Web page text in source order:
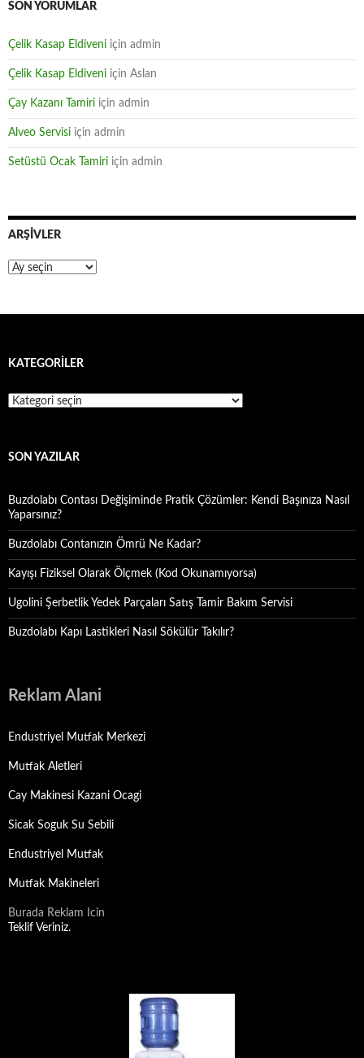
SON YORUMLAR
Çelik Kasap Eldiveni için admin
Çelik Kasap Eldiveni için Aslan
Çay Kazanı Tamiri için admin
Alveo Servisi için admin
Setüstü Ocak Tamiri için admin
ARŞIVLER
Arşivler
KATEGORILER
Kategoriler
SON YAZILAR
Buzdolabı Contası Değişiminde Pratik Çözümler: Kendi Başınıza Nasıl
Yaparsınız?
Buzdolabı Contanızın Ömrü Ne Kadar?
Kayışı Fiziksel Olarak Ölçmek (Kod Okunamıyorsa)
Ugolini Şerbetlik Yedek Parçaları Satış Tamir Bakım Servisi
Buzdolabı Kapı Lastikleri Nasıl Sökülür Takılır?
Reklam Alani
Endustriyel Mutfak Merkezi
Mutfak Aletleri
Cay Makinesi Kazani Ocagi
Sicak Soguk Su Sebili
Endustriyel Mutfak
Mutfak Makineleri
Burada Reklam Icin
Teklif Veriniz.